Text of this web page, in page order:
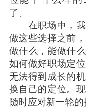
了。
在职场中，我
做这些选择之前
做什么，能做什
如何做好职场定
无法得到成长的
换自己的定位。
随时应对新一轮的